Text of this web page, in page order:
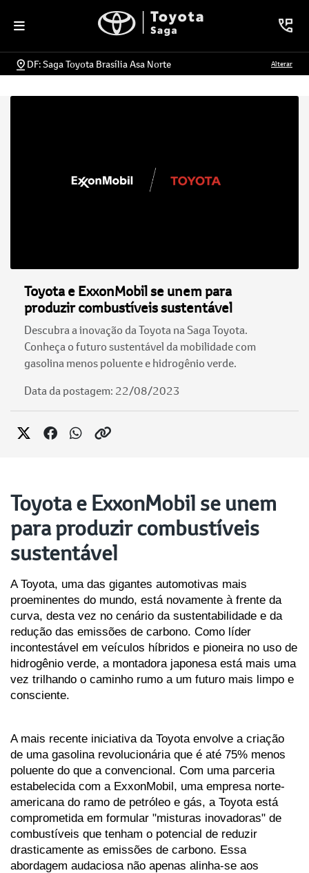
DF: Saga Toyota Brasília Asa Norte Alterar
Toyota e ExxonMobil se unem para
produzir combustíveis sustentável
Descubra a inovação da Toyota na Saga Toyota.
Conheça o futuro sustentável da mobilidade com
gasolina menos poluente e hidrogênio verde.
Data da postagem: 22/08/2023
Toyota e ExxonMobil se unem
para produzir combustíveis
sustentável
A Toyota, uma das gigantes automotivas mais
proeminentes do mundo, está novamente à frente da
curva, desta vez no cenário da sustentabilidade e da
redução das emissões de carbono. Como líder
incontestável em veículos híbridos e pioneira no uso de
hidrogênio verde, a montadora japonesa está mais uma
vez trilhando o caminho rumo a um futuro mais limpo e
consciente.
A mais recente iniciativa da Toyota envolve a criação
de uma gasolina revolucionária que é até 75% menos
poluente do que a convencional. Com uma parceria
estabelecida com a ExxonMobil, uma empresa norte-
americana do ramo de petróleo e gás, a Toyota está
comprometida em formular "misturas inovadoras" de
combustíveis que tenham o potencial de reduzir
drasticamente as emissões de carbono. Essa
abordagem audaciosa não apenas alinha-se aos